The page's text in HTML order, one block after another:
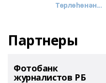
Төрлөһөнән...
Партнеры
Фотобанк
журналистов РБ